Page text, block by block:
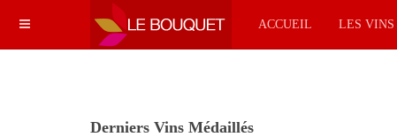
ACCUEIL LES VINS
Derniers Vins Médaillés